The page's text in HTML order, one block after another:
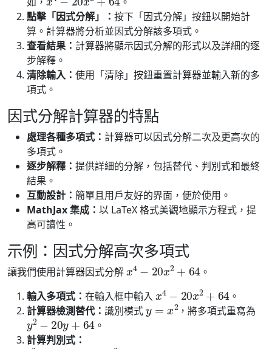
點擊「因式分解」： 按下「因式分解」按鈕以開始計
算。計算器將分析並因式分解該多項式。
查看結果： 計算器將顯示因式分解的形式以及詳細的逐
步解釋。
清除輸入： 使用「清除」按鈕重置計算器並輸入新的多
項式。
因式分解計算器的特點
處理各種多項式： 計算器可以因式分解二次及更高次的
多項式。
逐步解釋： 提供詳細的分解，包括替代、判別式和最終
結果。
互動設計： 簡單且用戶友好的界面，便於使用。
MathJax 集成： 以 LaTeX 格式美觀地顯示方程式，提
高可讀性。
示例：因式分解高次多項式
讓我們使用計算器因式分解
x 4 −20 x 2+ 64
。
輸入多項式： 在輸入框中輸入
4 2+
。
計算器檢測替代： 識別模式
y=x 2
，將多項式重寫為
y2−20y+64
。
計算判別式：
b2−4ac=( − −